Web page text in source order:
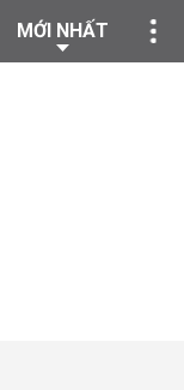
MỚI NHẤT